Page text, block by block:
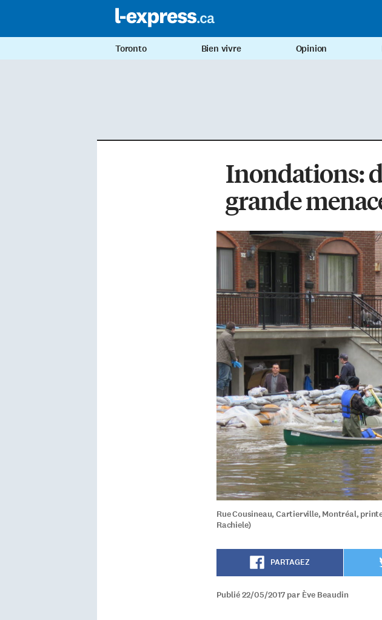
Toronto Bien vivre Opinion
Inondations:
grande
Rue Cousineau, Cartierville, Montréal,
Rachiele)
PARTAGEZ
Publié 22/05/2017 par Ève Beaudin